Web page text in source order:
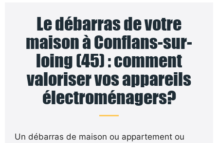
Le débarras de votre
maison à Conflans-sur-
loing (45) : comment
valoriser vos appareils
électroménagers?
Un débarras de maison ou appartement ou